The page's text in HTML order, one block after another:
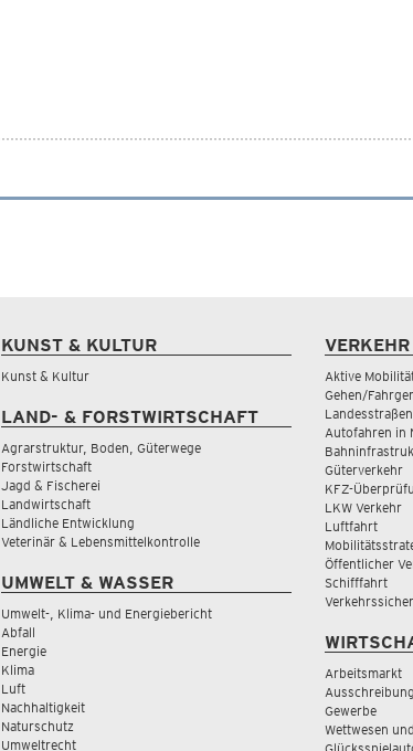
KUNST & KULTUR
Kunst & Kultur
LAND- & FORSTWIRTSCHAFT
Agrarstruktur, Boden, Güterwege
Forstwirtschaft
Jagd & Fischerei
Landwirtschaft
Ländliche Entwicklung
Veterinär & Lebensmittelkontrolle
UMWELT & WASSER
Umwelt-, Klima- und Energiebericht
Abfall
Energie
Klima
Luft
Nachhaltigkeit
Naturschutz
Umweltrecht
Aktive
Gehen/
Autofahren in
Güterverkehr
KFZ-
LKW Verkehr
Luftfahrt
Öffentlicher
Schifffahrt
Arbeitsmarkt
Gewerbe
Wettwesen